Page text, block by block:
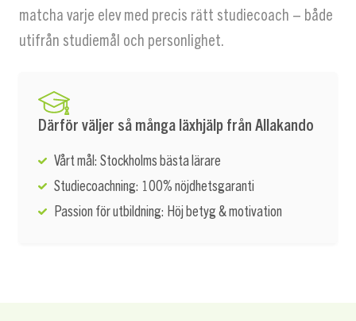
matcha varje elev med precis rätt studiecoach – både
utifrån studiemål och personlighet.
Därför väljer så många läxhjälp från Allakando
Vårt mål: Stockholms bästa lärare
Studiecoachning: 100% nöjdhetsgaranti
Passion för utbildning: Höj betyg & motivation